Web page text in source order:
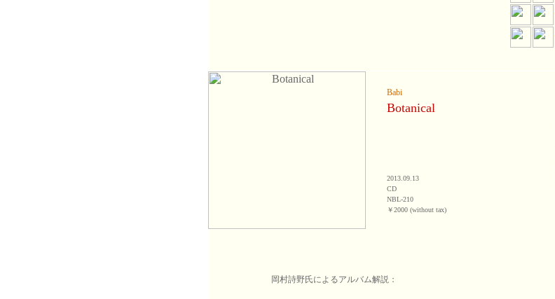
Babi
Botanical
2013.09.13
CD
NBL-210
￥2000 (without tax)
岡村詩野氏によるアルバム解説：